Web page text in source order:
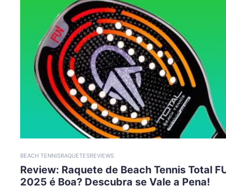
BEACH TENNISRAQUETESREVIEWS
Review: Raquete de Beach Tennis Total
2025 é Boa? Descubra se Vale a Pena!